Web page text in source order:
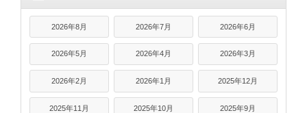
2026年8月 2026年7月 2026年6月
2026年5月 2026年4月 2026年3月
2026年2月 2026年1月 2025年12月
2025年11月 2025年10月 2025年9月